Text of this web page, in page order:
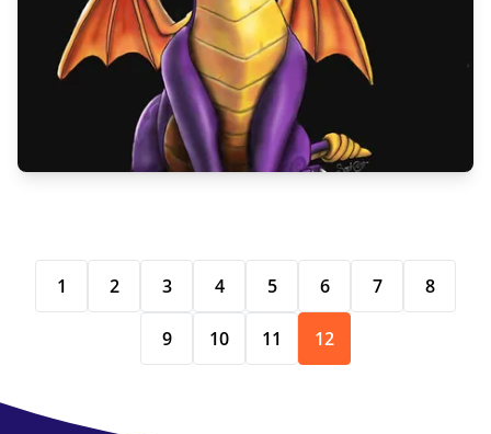
1 2 3 4 5 6 7 8
9 10 11 12